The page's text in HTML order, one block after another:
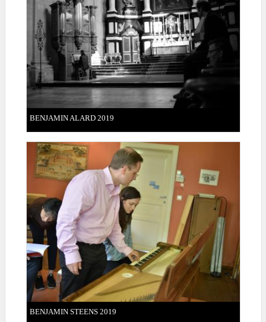
BENJAMIN ALARD 2019
BENJAMIN STEENS 2019